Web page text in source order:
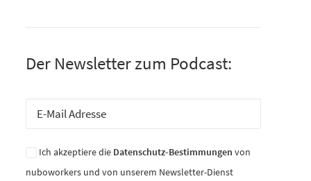
Der Newsletter zum Podcast:
Ich akzeptiere die Datenschutz-Bestimmungen von
nuboworkers und von unserem Newsletter-Dienst